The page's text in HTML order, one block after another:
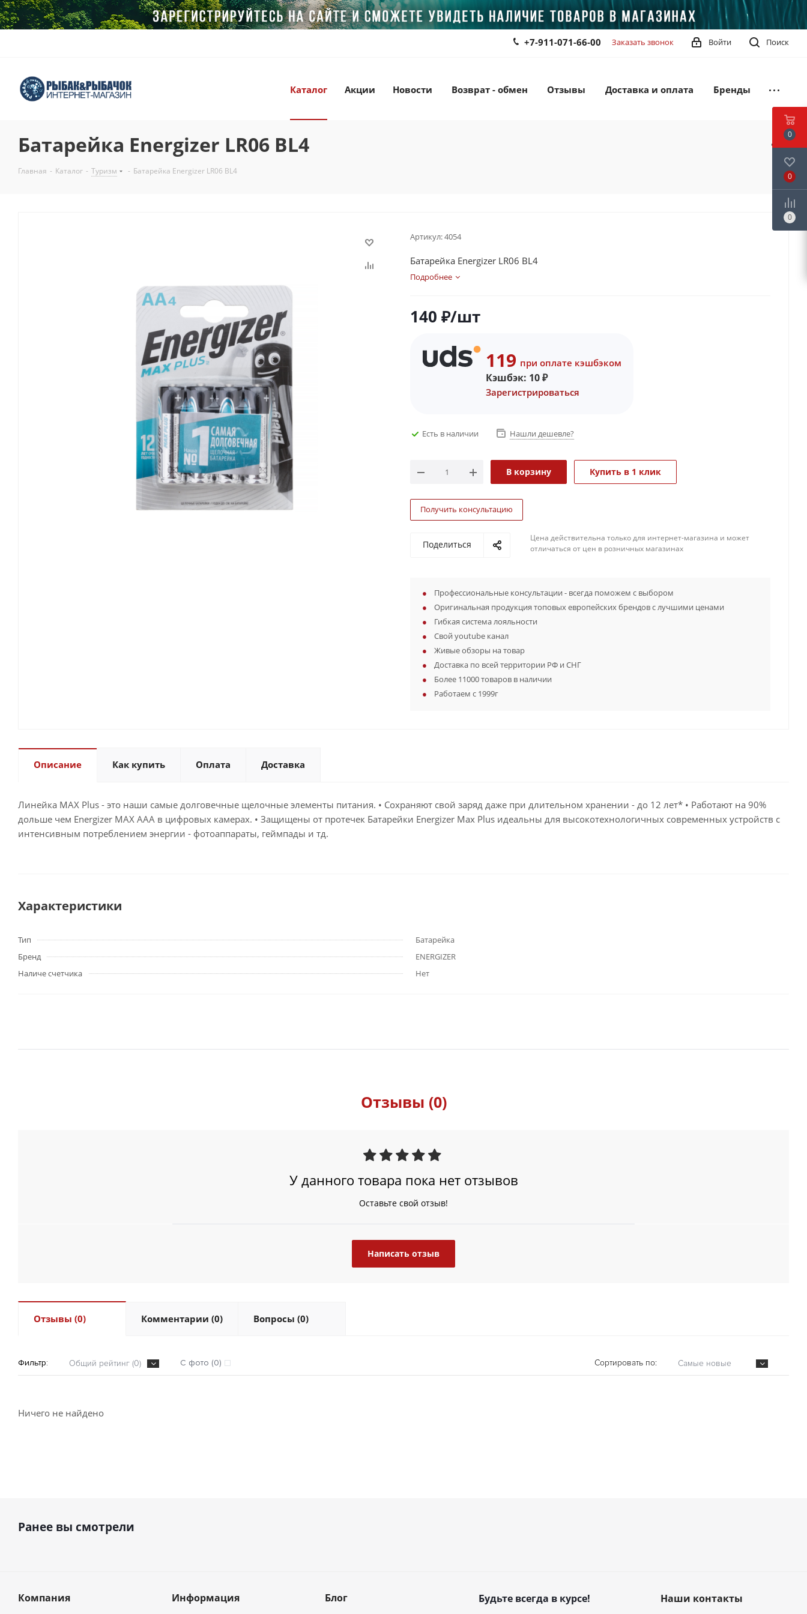
Поиск
Войти
+7-911-071-66-00 Заказать звонок
Каталог Акции Новости Возврат - обмен Отзывы Доставка и оплата Бренды
Батарейка Energizer LR06 BL4
Главная - Каталог - Туризм - Батарейка Energizer LR06 BL4
Артикул:4054
Батарейка Energizer LR06 BL4
Подробнее
140 ₽/шт
119 при оплате кэшбэком
Кэшбэк: 10₽
Зарегистрироваться
Есть в наличии Нашли дешевле?
В корзину Купить в 1 клик
Получить консультацию
Поделиться
Цена действительна только для интернет-магазина и может
отличаться от цен в розничных магазинах
Профессиональные консультации - всегда поможем с выбором
Оригинальная продукция топовых европейских брендов с лучшими ценами
Гибкая система лояльности
Свой youtube канал
Живые обзоры на товар
Доставка по всей территории РФ и СНГ
Более 11000 товаров в наличии
Работаем с 1999г
Описание Как купить Оплата Доставка
Линейка MAX Plus - это наши самые долговечные щелочные элементы питания. • Сохраняют свой заряд даже при длительном хранении - до 12 лет* • Работают на 90%
дольше чем Energizer MAX AАA в цифровых камерах. • Защищены от протечек Батарейки Energizer Max Plus идеальны для высокотехнологичных современных устройств с
интенсивным потреблением энергии - фотоаппараты, геймпады и тд.
Характеристики
Тип
Батарейка
Бренд
ENERGIZER
Наличе счетчика
Нет
Отзывы (0)
У данного товара пока нет отзывов
Оставьте свой отзыв!
Написать отзыв
Отзывы (0) Комментарии (0) Вопросы (0)
Фильтр: Общий рейтинг (0) С фото (0) Сортировать по: Самые новые
Ничего не найдено
Ранее вы смотрели
Компания Информация Блог Будьте всегда в курсе! Наши контакты
0
0
0